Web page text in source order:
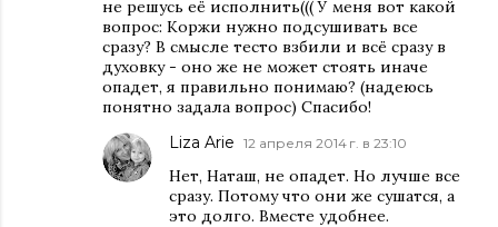
не решусь её исполнить((( У меня вот какой
вопрос: Коржи нужно подсушивать все
сразу? В смысле тесто взбили и всё сразу в
духовку - оно же не может стоять иначе
опадет, я правильно понимаю? (надеюсь
понятно задала вопрос) Спасибо!
Liza Arie 12 апреля 2014 г. в 23:10
Нет, Наташ, не опадет. Но лучше все
сразу. Потому что они же сушатся, а
это долго. Вместе удобнее.